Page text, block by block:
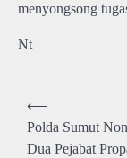
menyongsong
Nt
Navigasi
pos
⟵
Polda Sumut
Dua Pejabat